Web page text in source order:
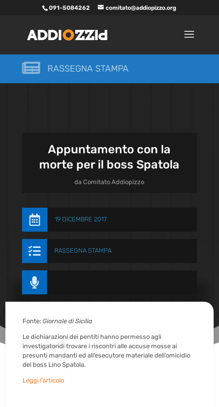
091-5084262 comitato@addiopizzo.org
 RASSEGNA STAMPA
Appuntamento con la
morte per il boss Spatola
daComitato Addiopizzo
 19 DICEMBRE 2017
 RASSEGNA STAMPA

Fonte:Giornale di Sicilia
Le dichiarazioni dei pentiti hanno permesso agli
investigatoridi trovare i riscontri alle accuse mosse ai
presunti mandanti ed all’esecutore materiale dell’omicidio
del boss Lino Spatola.
Leggi l’articolo